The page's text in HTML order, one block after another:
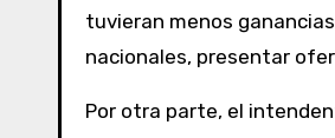
tuvieran menos
nacionales, presentar
Por otra parte, el